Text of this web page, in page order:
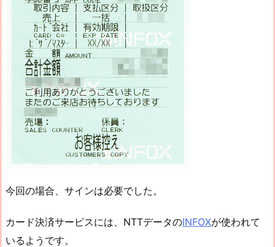
今回の場合、サインは必要でした。
カード決済サービスには、NTTデータのINFOXが使われて
いるようです。